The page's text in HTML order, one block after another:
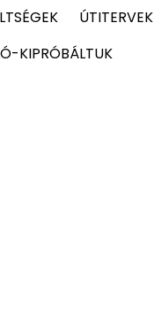
ÚTITERVEK
KIPRÓBÁLTUK